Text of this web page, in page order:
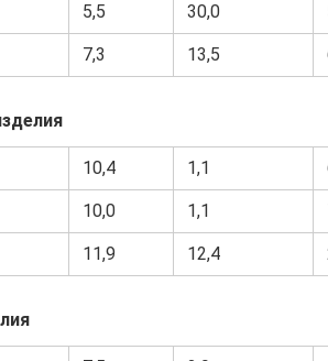
5,5 30,0
7,3 13,5
10,4 1,1
10,0 1,1
11,9 12,4